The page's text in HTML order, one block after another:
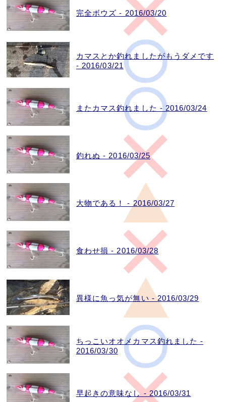
完全ボウズ - 2016/03/20
カマスとか釣れましたがもうダメです
- 2016/03/21
またカマス釣れました - 2016/03/24
釣れぬ - 2016/03/25
大物である！ - 2016/03/27
食わせ損 - 2016/03/28
異様に魚っ気が無い - 2016/03/29
ちっこいオオメカマス釣れました -
2016/03/30
早起きの意味なし - 2016/03/31